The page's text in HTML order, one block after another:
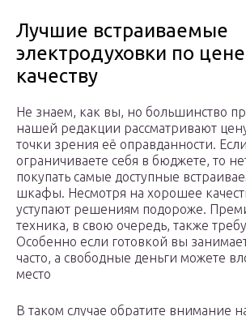
Лучшие встраиваемые
электродуховки по
качеству
Не знаем, как вы, но большинство
нашей редакции рассматривают
точки зрения её оправданности.
ограничиваете себя в бюджете, то
покупать самые доступные
шкафы. Несмотря на хорошее
уступают решениям подороже.
техника, в свою очередь, также
Особенно если готовкой вы
часто, а свободные деньги можете
место
В таком случае обратите внимание